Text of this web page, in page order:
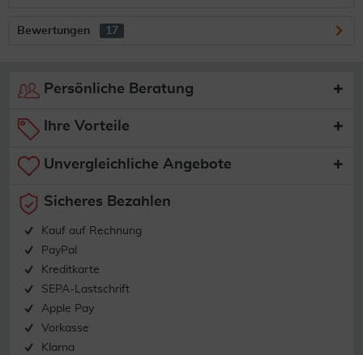
Bewertungen 17
Persönliche Beratung
Ihre Vorteile
Unvergleichliche Angebote
Sicheres Bezahlen
Kauf auf Rechnung
PayPal
Kreditkarte
SEPA-Lastschrift
Apple Pay
Vorkasse
Klarna